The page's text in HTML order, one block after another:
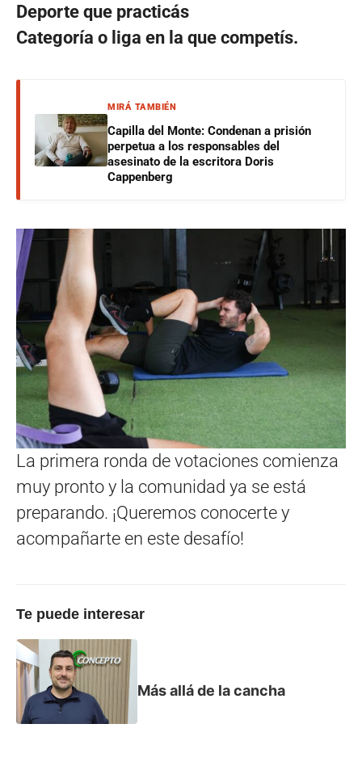
Deporte que practicás
Categoría o liga en la que competís.
MIRÁ TAMBIÉN
Capilla del Monte: Condenan a prisión
perpetua a los responsables del
asesinato de la escritora Doris
Cappenberg
La primera ronda de votaciones comienza
muy pronto y la comunidad ya se está
preparando. ¡Queremos conocerte y
acompañarte en este desafío!
Te puede interesar
Más allá de la cancha